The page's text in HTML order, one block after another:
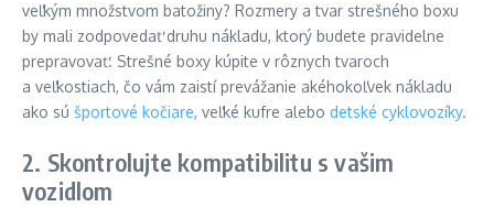
veľkým množstvom batožiny? Rozmery a tvar strešného boxu
by mali zodpovedať druhu nákladu, ktorý budete pravidelne
prepravovať. Strešné boxy kúpite v rôznych tvaroch
a veľkostiach, čo vám zaistí prevážanie akéhokoľvek nákladu
ako sú športové kočiare, veľké kufre alebo detské cyklovozíky.
2. Skontrolujte kompatibilitu s vašim
vozidlom